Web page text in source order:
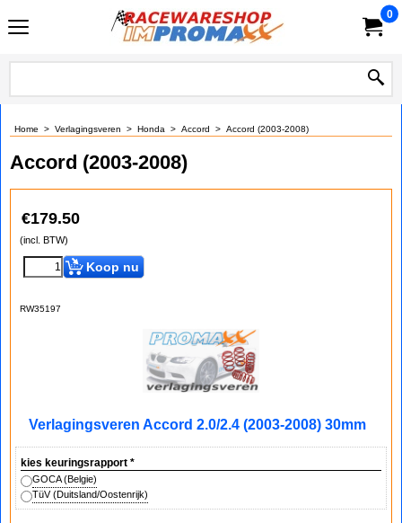
0
Home > Verlagingsveren > Honda > Accord > Accord (2003-2008)
Accord (2003-2008)
€179.50
(incl. BTW)
Koop nu
RW35197
Verlagingsveren Accord 2.0/2.4 (2003-2008) 30mm
kies keuringsrapport *
GOCA (Belgie)
TüV (Duitsland/Oostenrijk)